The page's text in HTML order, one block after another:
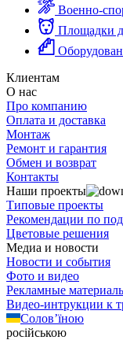
Военно-
Площадки
Клиентам
О нас
Про компанию
Оплата и доставка
Монтаж
Ремонт и гарантия
Обмен и возврат
Контакты
Наши проекты
Типовые проекты
Рекомендации по
Цветовые решения
Медиа и новости
Новости и события
Фото и видео
Рекламные
Видео-интрукции к
Солов’їною
російською